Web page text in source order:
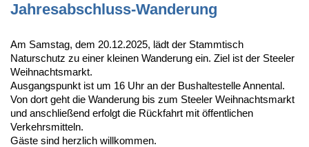
Jahresabschluss-Wanderung
Am Samstag, dem 20.12.2025, lädt der Stammtisch
Naturschutz zu einer kleinen Wanderung ein. Ziel ist der Steeler
Weihnachtsmarkt.
Ausgangspunkt ist um 16 Uhr an der Bushaltestelle Annental.
Von dort geht die Wanderung bis zum Steeler Weihnachtsmarkt
und anschließend erfolgt die Rückfahrt mit öffentlichen
Verkehrsmitteln.
Gäste sind herzlich willkommen.